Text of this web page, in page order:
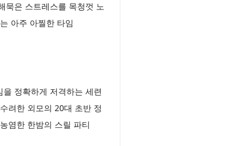
묵은 스트레스를 목청껏 노
아주 아찔한 타임
정확하게 저격하는 세련
려한 외모의 20대 초반 정
염한 한밤의 스릴 파티